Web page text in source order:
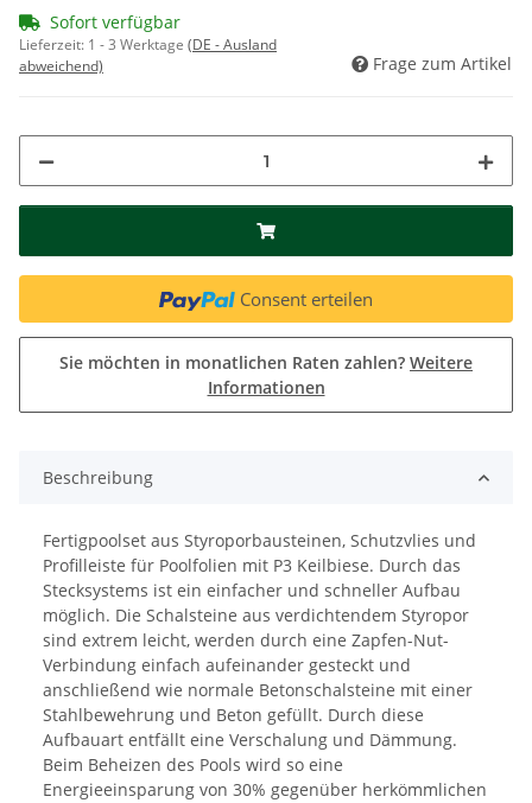
Sofort verfügbar
Lieferzeit: 1 - 3 Werktage (DE - Ausland
abweichend)
Frage zum Artikel
Consent erteilen
Sie möchten in monatlichen Raten zahlen? Weitere
Informationen
Beschreibung
Fertigpoolset aus Styroporbausteinen, Schutzvlies und
Profilleiste für Poolfolien mit P3 Keilbiese. Durch das
Stecksystems ist ein einfacher und schneller Aufbau
möglich. Die Schalsteine aus verdichtendem Styropor
sind extrem leicht, werden durch eine Zapfen-Nut-
Verbindung einfach aufeinander gesteckt und
anschließend wie normale Betonschalsteine mit einer
Stahlbewehrung und Beton gefüllt. Durch diese
Aufbauart entfällt eine Verschalung und Dämmung.
Beim Beheizen des Pools wird so eine
Energieeinsparung von 30% gegenüber herkömmlichen